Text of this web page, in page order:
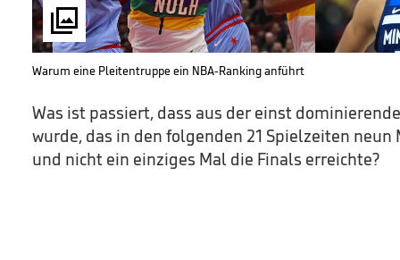

Warum eine Pleitentruppe ein NBA-Ranking anführt
Was ist passiert, dass aus der einst
wurde, das in den folgenden 21 Spielzeiten neun
und nicht ein einziges Mal die Finals erreichte?